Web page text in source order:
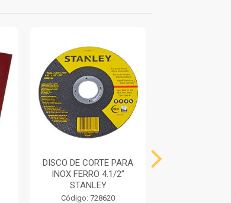
DISCO DE CORTE PARA
INOX FERRO 4.1/2”
STANLEY
Código: 728620